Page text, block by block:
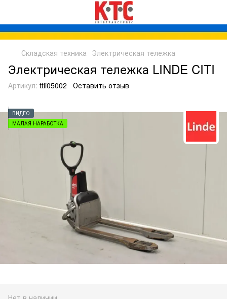
Складская техника Электрическая тележка
Электрическая тележка LINDE CITI
Артикул: ttli05002 Оставить отзыв
ВИДЕО
МАЛАЯ НАРАБОТКА